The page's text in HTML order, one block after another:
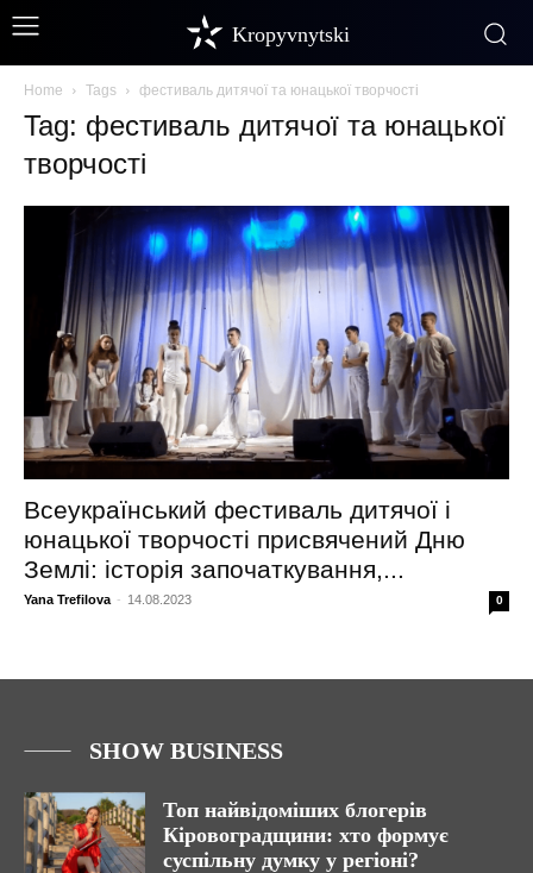
Kropyvnytski
Home Tags фестиваль дитячої та юнацької творчості
Tag: фестиваль дитячої та юнацької
творчості
Всеукраїнський фестиваль дитячої і
юнацької творчості присвячений Дню
Землі: історія започаткування,...
Yana Trefilova - 14.08.2023 0
SHOW BUSINESS
Топ найвідоміших блогерів
Кіровоградщини: хто формує
суспільну думку у регіоні?